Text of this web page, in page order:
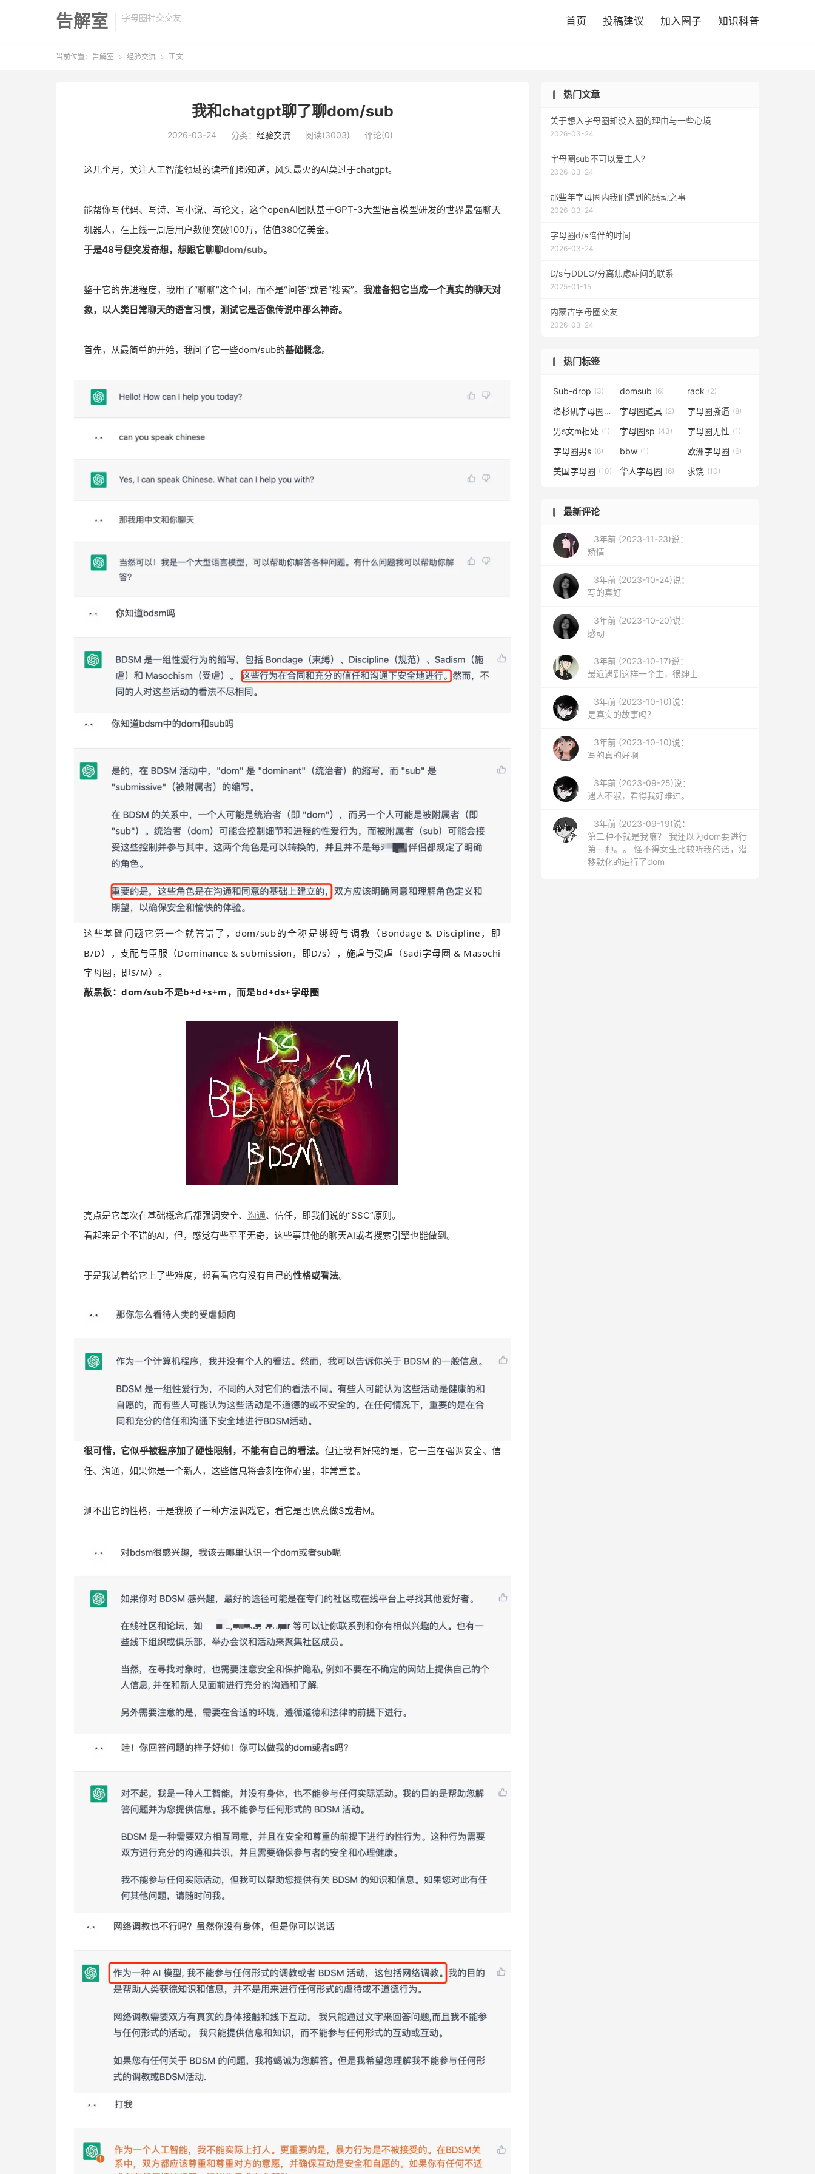
告解室 字母圈社交交友 首页 投稿建议 加入圈子 知识科普
当前位置： 告解室  经验交流  正文
我和chatgpt聊了聊dom/sub
2026-03-24 分类： 经验交流 阅读(3003) 评论(0)
这几个月，关注人工智能领域的读者们都知道，风头最火的AI莫过于chatgpt。
能帮你写代码、写诗、写小说、写论文，这个openAI团队基于GPT-3大型语言模型研发的世界最强聊天
机器人，在上线一周后用户数便突破100万，估值380亿美金。
于是48号便突发奇想，想跟它聊聊dom/sub。
鉴于它的先进程度，我用了“聊聊”这个词，而不是“问答”或者“搜索”。 我准备把它当成一个真实的聊天对
象，以人类日常聊天的语言习惯，测试它是否像传说中那么神奇。
首先，从最简单的开始，我问了它一些dom/sub的基础概念。
这些基础问题它第一个就答错了，dom/sub的全称是绑缚与调教（Bondage & Discipline，即
B/D），支配与臣服（Dominance & submission，即D/s），施虐与受虐（Sadi字母圈 & Masochi
字母圈，即S/M）。
敲黑板：dom/sub不是b+d+s+m，而是bd+ds+字母圈
亮点是它每次在基础概念后都强调安全、 沟通、信任，即我们说的“SSC”原则。
看起来是个不错的AI，但，感觉有些平平无奇，这些事其他的聊天AI或者搜索引擎也能做到。
于是我试着给它上了些难度，想看看它有没有自己的性格或看法。
很可惜，它似乎被程序加了硬性限制，不能有自己的看法。 但让我有好感的是，它一直在强调安全、信
任、沟通，如果你是一个新人，这些信息将会刻在你心里，非常重要。
测不出它的性格，于是我换了一种方法调戏它，看它是否愿意做S或者M。
热门文章
关于想入字母圈却没入圈的理由与一些心境
2026-03-24
字母圈sub不可以爱主人?
2026-03-24
那些年字母圈内我们遇到的感动之事
2026-03-24
字母圈d/s陪伴的时间
2026-03-24
D/s与DDLG/分离焦虑症间的联系
2025-01-15
内蒙古字母圈交友
2026-03-24
热门标签
Sub-drop (3) domsub (6) rack (2)
洛杉矶字母圈
(2) 字母圈道具 (2) 字母圈撕逼 (8)
男s女m相处 (1) 字母圈sp (43) 字母圈无性 (1)
字母圈男s (6) bbw (1) 欧洲字母圈 (6)
美国字母圈 (10) 华人字母圈 (6) 求饶 (10)
最新评论
3年前 (2023-11-23)说：
矫情
3年前 (2023-10-24)说：
写的真好
3年前 (2023-10-20)说：
感动
3年前 (2023-10-17)说：
最近遇到这样一个主，很绅士
3年前 (2023-10-10)说：
是真实的故事吗？
3年前 (2023-10-10)说：
写的真的好啊
3年前 (2023-09-25)说：
遇人不淑，看得我好难过。
3年前 (2023-09-19)说：
第二种不就是我嘛？ 我还以为dom要进行
第一种。。 怪不得女生比较听我的话，潜
移默化的进行了dom